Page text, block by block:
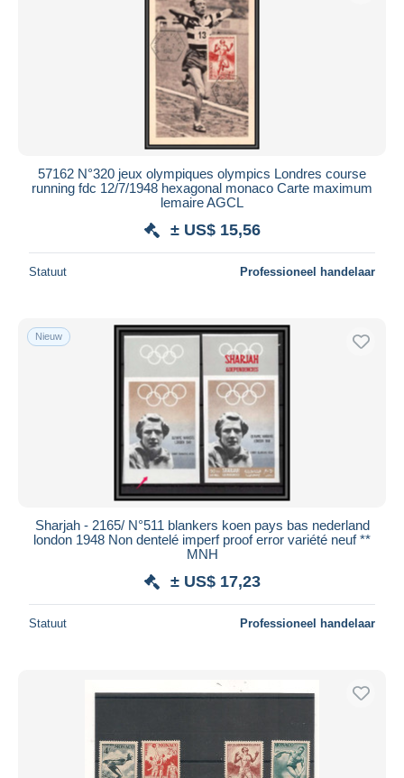
Toepassen
57162 N°320 jeux olympiques olympics Londres course
running fdc 12/7/1948 hexagonal monaco Carte maximum
lemaire AGCL
± US$ 15,56
Statuut Professioneel handelaar
Nieuw
Sharjah - 2165/ N°511 blankers koen pays bas nederland
london 1948 Non dentelé imperf proof error variété neuf **
MNH
± US$ 17,23
Statuut Professioneel handelaar